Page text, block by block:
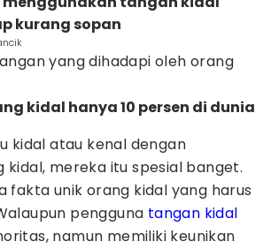
kurang sopan
yang dihadapi oleh orang
kidal hanya 10 persen di dunia
kidal atau kenal dengan
kidal, mereka itu spesial banget.
fakta unik orang kidal yang harus
pengguna tangan kidal
namun memiliki keunikan